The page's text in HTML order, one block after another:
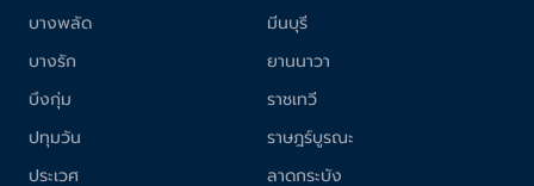
บางพลัด
บางรัก
บึงกุ่ม
ปทุมวัน
ประเวศ
มีนบุรี
ยานนาวา
ราชเทวี
ราษฎร์บูรณะ
ลาดกระบัง